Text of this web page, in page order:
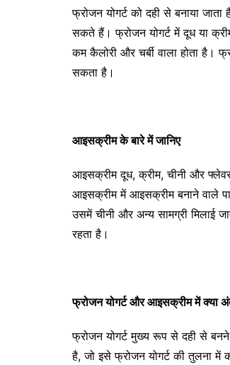
फ्रोजन योगर्ट को दही से बनाया
सकते हैं। फ्रोजन योगर्ट में दूध या
कम कैलोरी और चर्बी वाला होता है।
सकता है।
आइसक्रीम के बारे में जानिए
आइसक्रीम दूध, क्रीम, चीनी और
आइसक्रीम में आइसक्रीम बनाने वाले
उसमें चीनी और अन्य सामग्री मिलाई
रहता है।
फ्रोजन योगर्ट और आइसक्रीम में क्या
फ्रोजन योगर्ट मुख्य रूप से दही से
है, जो इसे फ्रोजन योगर्ट की तुलना में